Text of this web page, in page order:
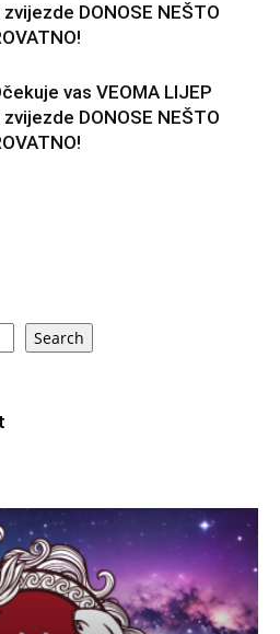
zvijezde DONOSE NEŠTO
vas VEOMA LIJEP
zvijezde DONOSE NEŠTO
Search